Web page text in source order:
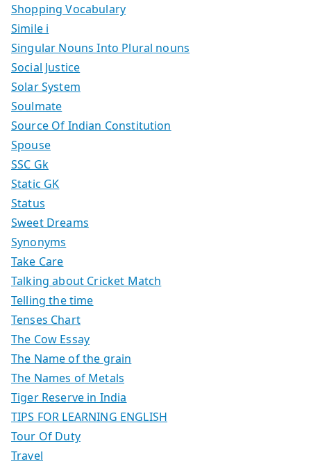
Shopping Vocabulary
Simile i
Singular Nouns Into Plural nouns
Social Justice
Solar System
Soulmate
Source Of Indian Constitution
Spouse
SSC Gk
Static GK
Status
Sweet Dreams
Synonyms
Take Care
Talking about Cricket Match
Telling the time
Tenses Chart
The Cow Essay
The Name of the grain
The Names of Metals
Tiger Reserve in India
TIPS FOR LEARNING ENGLISH
Tour Of Duty
Travel